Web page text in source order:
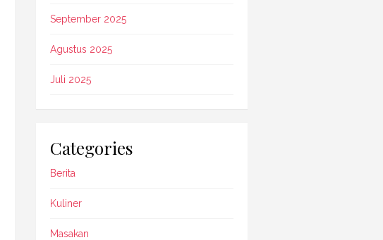
September 2025
Agustus 2025
Juli 2025
Categories
Berita
Kuliner
Masakan